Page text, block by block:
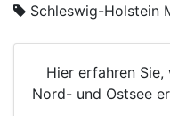
Schleswig-Holstein
Hier erfahren
Nord- und Ostsee